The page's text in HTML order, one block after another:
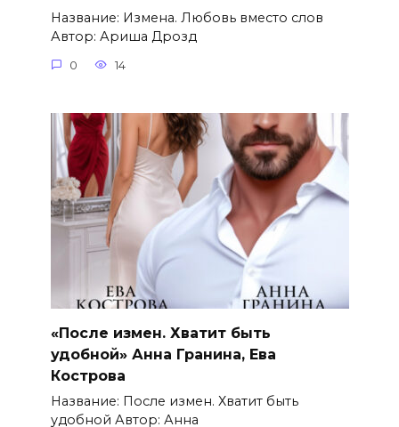
Название: Измена. Любовь вместо слов
Автор: Ариша Дрозд
0 14
«После измен. Хватит быть
удобной» Анна Гранина, Ева
Кострова
Название: После измен. Хватит быть
удобной Автор: Анна